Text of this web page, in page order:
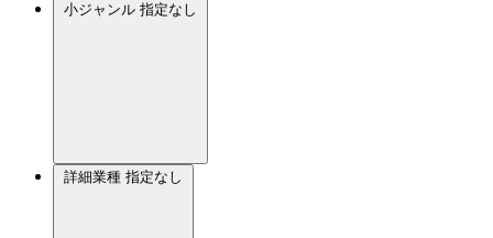
小ジャンル 指定なし
詳細業種 指定なし